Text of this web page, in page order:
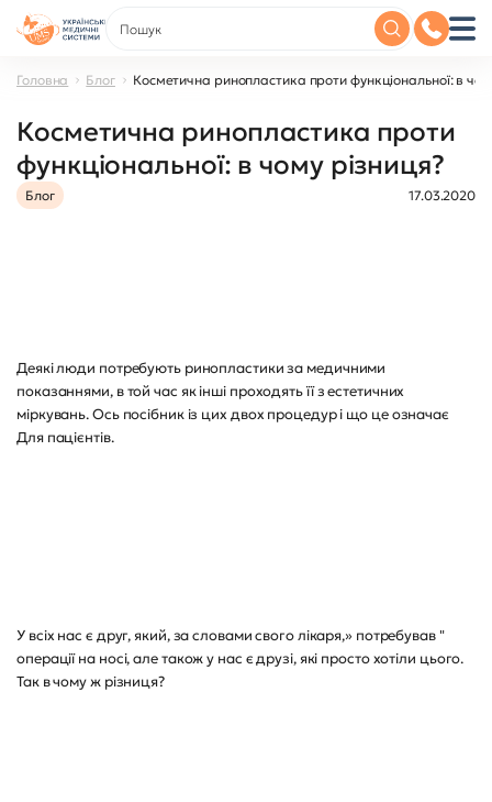
Головна Блог Косметична ринопластика проти функціональної: в
Косметична ринопластика проти
функціональної: в чому різниця?
Блог 17.03.2020
Деякі люди потребують ринопластики за медичними
показаннями, в той час як інші проходять її з естетичних
міркувань. Ось посібник із цих двох процедур і що це означає
Для пацієнтів.
У всіх нас є друг, який, за словами свого лікаря,» потребував "
операції на носі, але також у нас є друзі, які просто хотіли цього.
Так в чому ж різниця?